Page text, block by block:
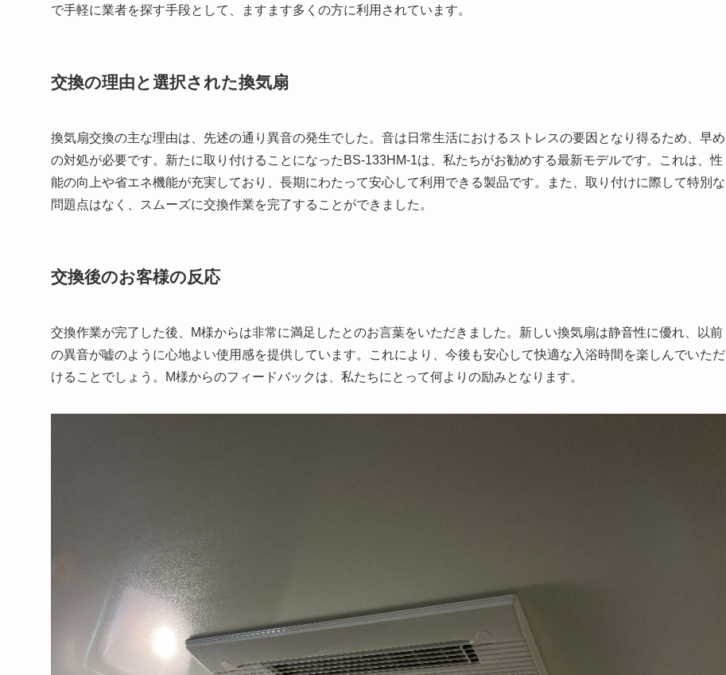
で手軽に業者を探す手段として、ますます多くの方に利用されています。
交換の理由と選択された換気扇
換気扇交換の主な理由は、先述の通り異音の発生でした。音は日常生活におけるストレスの要因となり得るため、早め
の対処が必要です。新たに取り付けることになったBS-133HM-1は、私たちがお勧めする最新モデルです。これは、性
能の向上や省エネ機能が充実しており、長期にわたって安心して利用できる製品です。また、取り付けに際して特別な
問題点はなく、スムーズに交換作業を完了することができました。
交換後のお客様の反応
交換作業が完了した後、M様からは非常に満足したとのお言葉をいただきました。新しい換気扇は静音性に優れ、以前
の異音が嘘のように心地よい使用感を提供しています。これにより、今後も安心して快適な入浴時間を楽しんでいただ
けることでしょう。M様からのフィードバックは、私たちにとって何よりの励みとなります。